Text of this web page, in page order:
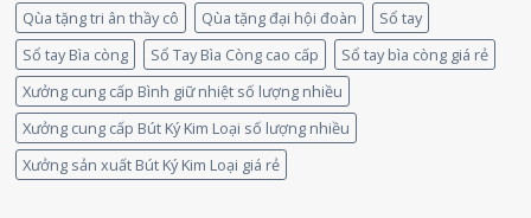
Qùa tặng tri ân thầy cô
Qùa tặng đại hội đoàn
Sổ tay
Sổ tay Bìa còng
Sổ Tay Bìa Còng cao cấp
Sổ tay bìa còng giá rẻ
Xưởng cung cấp Bình giữ nhiệt số lượng nhiều
Xưởng cung cấp Bút Ký Kim Loại số lượng nhiều
Xưởng sản xuất Bút Ký Kim Loại giá rẻ